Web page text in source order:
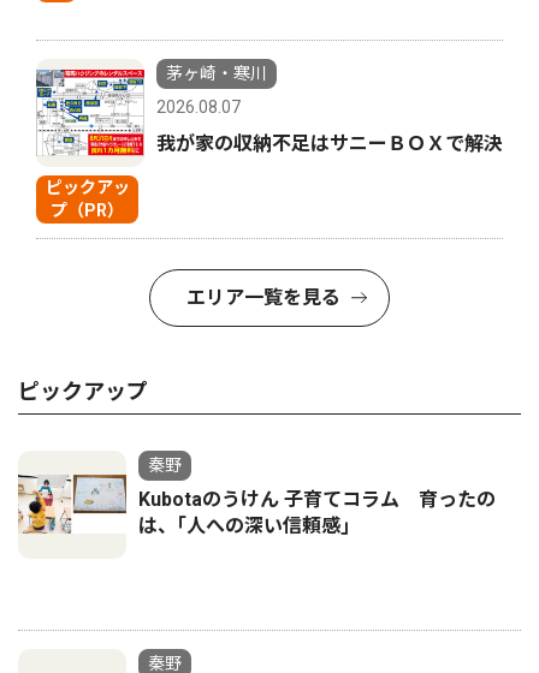
ピックアッ
プ（PR）
茅ヶ崎・寒川
2026.08.07
我が家の収納不足はサニーＢＯＸで解決
エリア一覧を見る
ピックアップ
秦野
Kubotaのうけん 子育てコラム 育ったの
は、｢人への深い信頼感｣
秦野